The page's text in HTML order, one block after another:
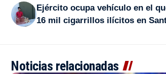
Ejército ocupa vehículo en el
16 mil cigarrillos ilícitos en
Noticias relacionadas